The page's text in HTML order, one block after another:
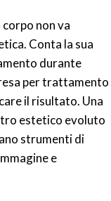
non va
Conta la sua
durante
per trattamento
il risultato. Una
estetico evoluto
strumenti di
e